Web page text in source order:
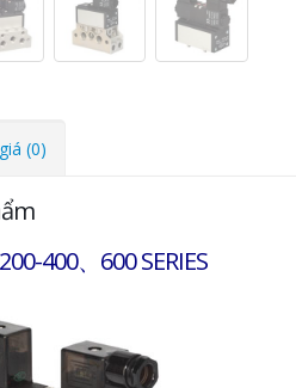
(0)
400、600 SERIES